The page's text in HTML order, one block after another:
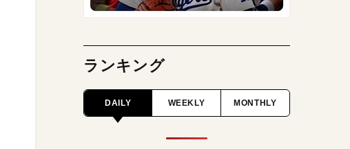
ランキング
DAILY WEEKLY MONTHLY